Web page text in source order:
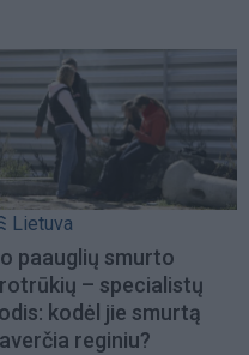
Lietuva
paauglių smurto
– specialistų
kodėl jie smurtą
reginiu?